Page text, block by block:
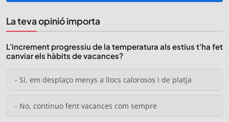
La teva opinió importa
L'increment progressiu de la temperatura als estius t'ha fet
canviar els hàbits de vacances?
- Sí, em desplaço menys a llocs calorosos i de platja
- No, continuo fent vacances com sempre